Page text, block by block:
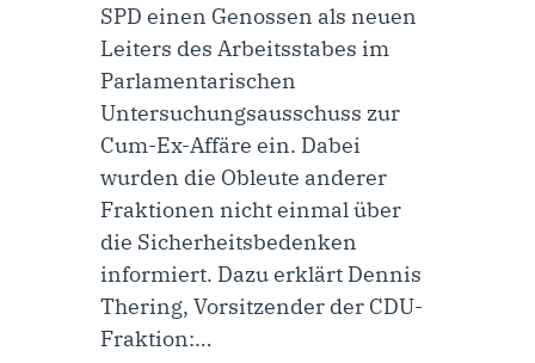
SPD einen Genossen als neuen
Leiters des Arbeitsstabes im
Parlamentarischen
Untersuchungsausschuss zur
Cum-Ex-Affäre ein. Dabei
wurden die Obleute anderer
Fraktionen nicht einmal über
die Sicherheitsbedenken
informiert. Dazu erklärt Dennis
Thering, Vorsitzender der CDU-
Fraktion:…